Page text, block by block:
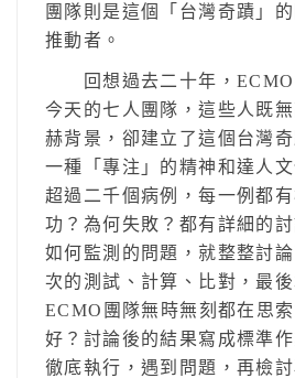
團隊則是這個「台灣奇蹟」
推動者。
回想過去二十年，ECMO
今天的七人團隊，這些人既
赫背景，卻建立了這個台灣
一種「專注」的精神和達人
超過二千個病例，每一例都
功？為何失敗？都有詳細的
如何監測的問題，就整整討
次的測試、計算、比對，最
ECMO團隊無時無刻都在思
好？討論後的結果寫成標準作
徹底執行，遇到問題，再檢